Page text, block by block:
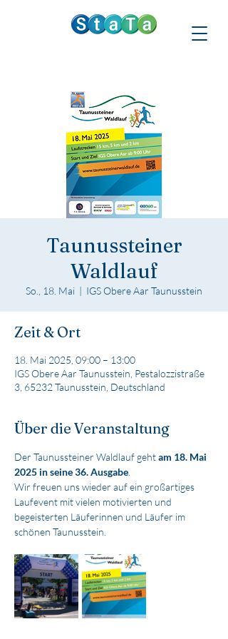
Taunussteiner
Waldlauf
So., 18. Mai
  |
IGS Obere Aar Taunusstein
Zeit & Ort
18. Mai 2025, 09:00 – 13:00
IGS Obere Aar Taunusstein, Pestalozzistraße
3, 65232 Taunusstein, Deutschland
Über die Veranstaltung
Der Taunussteiner Waldlauf geht am 18. Mai
2025 in seine 36. Ausgabe
Wir freuen uns wieder auf ein großartiges
Laufevent mit vielen motivierten und
begeisterten Läuferinnen und Läufer im
schönen Taunusstein.